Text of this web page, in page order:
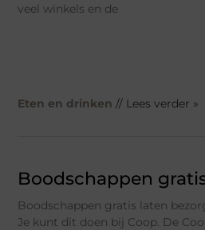
veel winkels en de
Eten en drinken // Lees verder »
Boodschappen
Boodschappen gratis laten
Je kunt dit doen bij Coop. De